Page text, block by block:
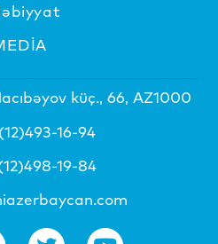
küç., 66, AZ1000
16-94
19-84